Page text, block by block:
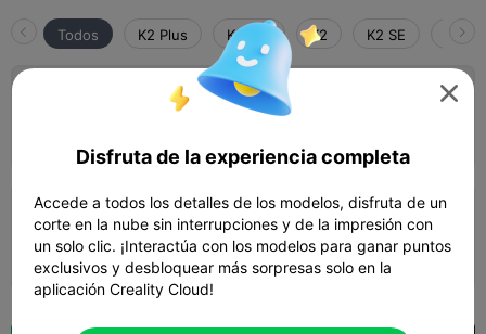
Todos K2 Plus K2 Pro K2 K2 SE
0.2mm layer, 2 walls, 15% infill
0.2mm layer, 2 walls, 15% infill
 01h 34m  1 plates  39.87g

Disfruta de la experiencia completa
Accede a todos los detalles de los modelos, disfruta de un
corte en la nube sin interrupciones y de la impresión con
un solo clic. ¡Interactúa con los modelos para ganar puntos
exclusivos y desbloquear más sorpresas solo en la
aplicación Creality Cloud!